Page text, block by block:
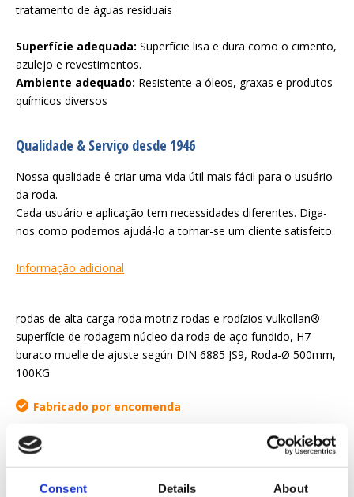
Consent Details About
tratamento de águas residuais
Superfície adequada: Superfície lisa e dura como o cimento,
azulejo e revestimentos.
Ambiente adequado: Resistente a óleos, graxas e produtos
químicos diversos
Qualidade & Serviço desde 1946
Nossa qualidade é criar uma vida útil mais fácil para o usuário
da roda.
Cada usuário e aplicação tem necessidades diferentes. Diga-
nos como podemos ajudá-lo a tornar-se um cliente satisfeito.
Informação adicional
rodas de alta carga roda motriz rodas e rodízios vulkollan®
superfície de rodagem núcleo da roda de aço fundido, H7-
buraco muelle de ajuste según DIN 6885 JS9, Roda-Ø 500mm,
100KG
Fabricado por encomenda